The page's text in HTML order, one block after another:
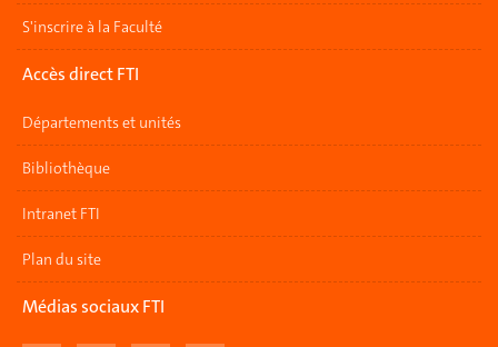
S'inscrire à la Faculté
Accès direct FTI
Départements et unités
Bibliothèque
Intranet FTI
Plan du site
Médias sociaux FTI